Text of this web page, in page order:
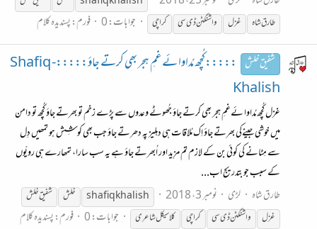
طارق شاہ
غزل واشنگٹن ڈی سی کراچی جوابات: 0 فورم:پسندیدہ کلام
شفیق خلش
:::::کُچھ مُداوا ئےغمِ ہجر بھی کرتے جاؤ:::::Shafiq -
Khalish
غزل کُچھ مُداوا ئےغمِ ہجر بھی کرتے جاؤ جُھوٹے وعدوں سے پڑے زخم تو بھرتے جاؤ کُچھ تو دامن
میں خوشی جینےکی بھرتے جاؤ اِک مُلاقات ہی دہلیز پہ دھرتے جاؤ جب بھی کوشِش ہو تمھیں دِل
سے مِٹانے کی کوئی بن کے لازم تم مزِید اور اُبھرتے جاؤ ہے یہ سب سارا، تمھارے ہی رویّوں
کے سبب جو بتدریج اب...
طارق شاہ
لڑی نومبر 3، 2018 shafiq khalish خلش شفیقخلش
غزل
واشنگٹن ڈی سی کراچی کلاسیکل شاعری جوابات: 0 فورم:پسندیدہ کلام